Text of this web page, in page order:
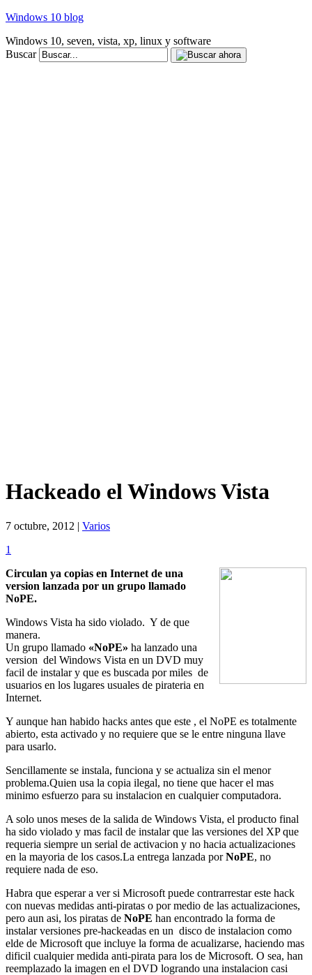
Windows 10 blog
Windows 10, seven, vista, xp, linux y software
Buscar
Hackeado el Windows Vista
7 octubre, 2012 | Varios
1
Circulan ya copias en Internet de una
version lanzada por un grupo llamado
NoPE.
Windows Vista ha sido violado. Y de que
manera.
Un grupo llamado «NoPE» ha lanzado una
version del Windows Vista en un DVD muy
facil de instalar y que es buscada por miles de
usuarios en los lugares usuales de pirateria en
Internet.
Y aunque han habido hacks antes que este , el NoPE es totalmente
abierto, esta activado y no requiere que se le entre ninguna llave
para usarlo.
Sencillamente se instala, funciona y se actualiza sin el menor
problema.Quien usa la copia ilegal, no tiene que hacer el mas
minimo esfuerzo para su instalacion en cualquier computadora.
A solo unos meses de la salida de Windows Vista, el producto final
ha sido violado y mas facil de instalar que las versiones del XP que
requeria siempre un serial de activacion y no hacia actualizaciones
en la mayoria de los casos.La entrega lanzada porNoPE, no
requiere nada de eso.
Habra que esperar a ver si Microsoft puede contrarrestar este hack
con nuevas medidas anti-piratas o por medio de las actualizaciones,
pero aun asi, los piratas de NoPE han encontrado la forma de
instalar versiones pre-hackeadas en un disco de instalacion como
elde de Microsoft que incluye la forma de acualizarse, haciendo mas
dificil cualquier medida anti-pirata para los de Microsoft. O sea, han
reemplazado la imagen en el DVD logrando una instalacion casi